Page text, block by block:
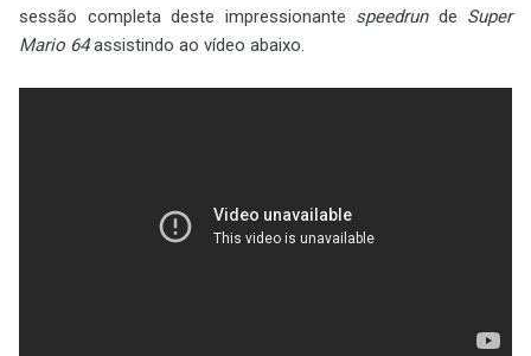
sessão completa deste impressionante speedrunde Super
Mario 64assistindo ao vídeo abaixo.